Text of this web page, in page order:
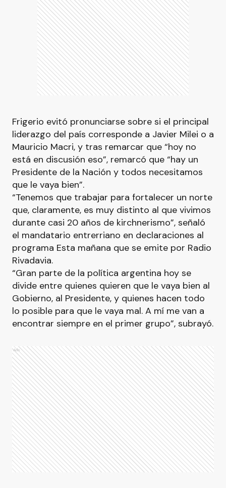
Frigerio evitó pronunciarse sobre si el principal
liderazgo del país corresponde a Javier Milei o a
Mauricio Macri, y tras remarcar que “hoy no
está en discusión eso”, remarcó que “hay un
Presidente de la Nación y todos necesitamos
que le vaya bien”.
“Tenemos que trabajar para fortalecer un norte
que, claramente, es muy distinto al que vivimos
durante casi 20 años de kirchnerismo”, señaló
el mandatario entrerriano en declaraciones al
programa Esta mañana que se emite por Radio
Rivadavia.
“Gran parte de la política argentina hoy se
divide entre quienes quieren que le vaya bien al
Gobierno, al Presidente, y quienes hacen todo
lo posible para que le vaya mal. A mí me van a
encontrar siempre en el primer grupo”, subrayó.
Ads